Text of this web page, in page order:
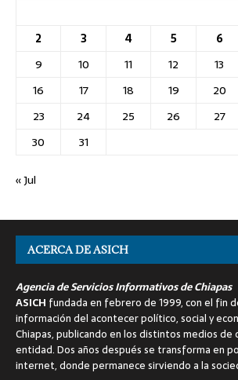
2
3 4 5 6
9
10 11 12 13
16
17 18 19 20
23
24 25 26 27
30
31
« Jul
ACERCA DE ASICH
Agencia de Servicios Informativos de Chiapas
ASICH fundada en febrero de 1999, con el fin
información del acontecer político, social y
Chiapas, publicando en los distintos medios de
entidad. Dos años después se transforma en
internet, donde permanece sirviendo a la